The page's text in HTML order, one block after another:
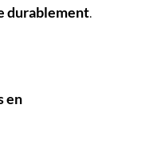
durablement.
en